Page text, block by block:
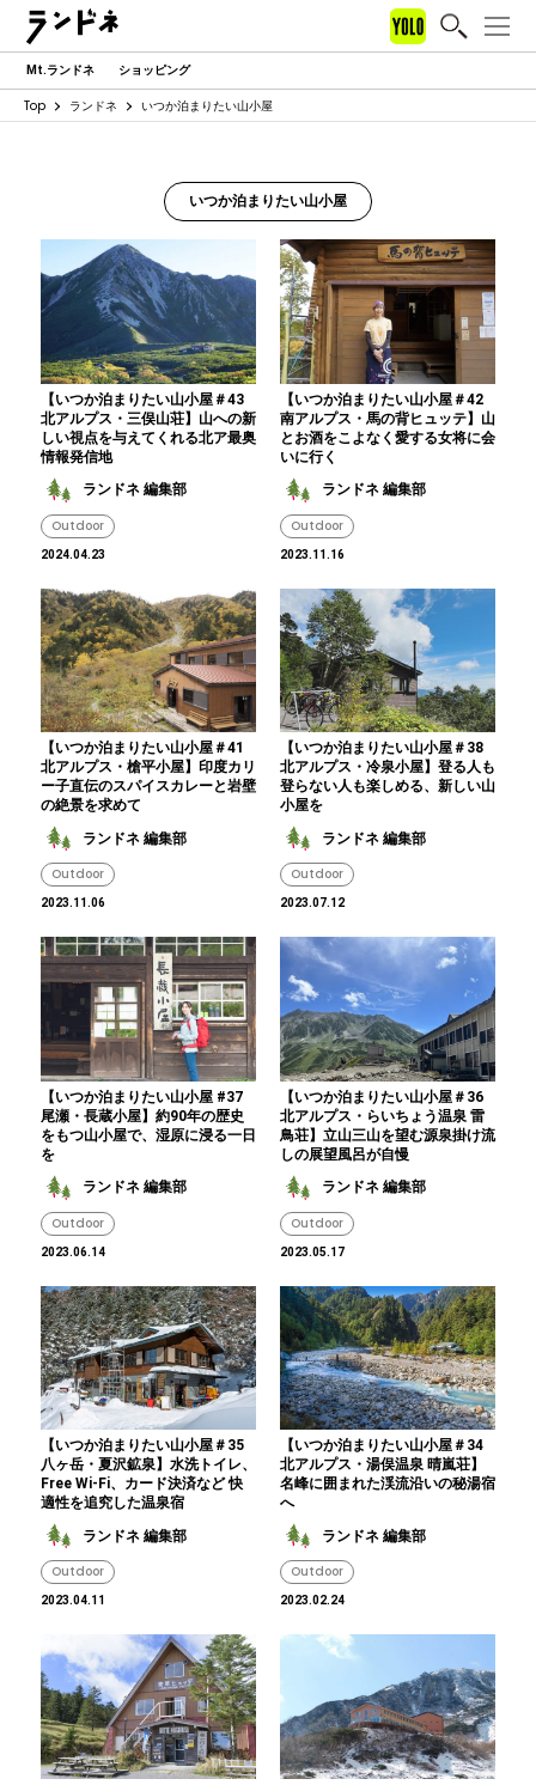
Mt.ランドネ ショッピング
Top ランドネ いつか泊まりたい山小屋
いつか泊まりたい山小屋
【いつか泊まりたい山小屋＃43
北アルプス・三俣山荘】山への新
しい視点を与えてくれる北ア最奥
情報発信地
ランドネ 編集部
Outdoor
2024.04.23
【いつか泊まりたい山小屋＃42
南アルプス・馬の背ヒュッテ】山
とお酒をこよなく愛する女将に会
いに行く
ランドネ 編集部
Outdoor
2023.11.16
【いつか泊まりたい山小屋＃41
北アルプス・槍平小屋】印度カリ
ー子直伝のスパイスカレーと岩壁
の絶景を求めて
ランドネ 編集部
Outdoor
2023.11.06
【いつか泊まりたい山小屋＃38
北アルプス・冷泉小屋】登る人も
登らない人も楽しめる、新しい山
小屋を
ランドネ 編集部
Outdoor
2023.07.12
【いつか泊まりたい山小屋 #37
尾瀬・長蔵小屋】約90年の歴史
をもつ山小屋で、湿原に浸る一日
を
ランドネ 編集部
Outdoor
2023.06.14
【いつか泊まりたい山小屋＃36
北アルプス・らいちょう温泉 雷
鳥荘】立山三山を望む源泉掛け流
しの展望風呂が自慢
ランドネ 編集部
Outdoor
2023.05.17
【いつか泊まりたい山小屋＃35
八ヶ岳・夏沢鉱泉】水洗トイレ、
Free Wi-Fi、カード決済など 快
適性を追究した温泉宿
ランドネ 編集部
Outdoor
2023.04.11
【いつか泊まりたい山小屋＃34
北アルプス・湯俣温泉 晴嵐荘】
名峰に囲まれた渓流沿いの秘湯宿
へ
ランドネ 編集部
Outdoor
2023.02.24